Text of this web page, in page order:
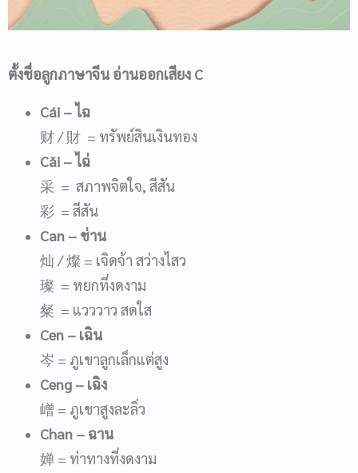
ตั้งชื่อลูกภาษาจีน อ่านออกเสียง C
Cái – ไฉ
财 / 財 = ทรัพย์สินเงินทอง
Cǎi – ไฉ่
采 = สภาพจิตใจ, สีสัน
彩 = สีสัน
Can – ช่าน
灿 / 燦 = เจิดจ้า สว่างไสว
璨 = หยกที่งดงาม
粲 = แวววาว สดใส
Cen – เฉิน
岑 = ภูเขาลูกเล็กแต่สูง
Ceng – เฉิง
嶒 = ภูเขาสูงละลิ่ว
Chan – ฉาน
婵 = ท่าทางที่งดงาม